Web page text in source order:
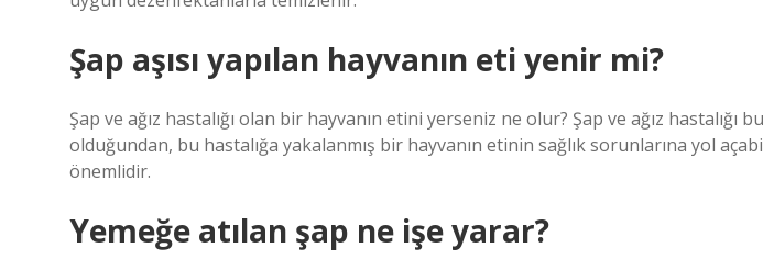
Şap aşısı yapılan hayvanın eti yenir mi?
Şap ve ağız hastalığı olan bir hayvanın etini yerseniz ne olur? Şap ve ağız hastalığı
olduğundan, bu hastalığa yakalanmış bir hayvanın etinin sağlık sorunlarına yol
önemlidir.
Yemeğe atılan şap ne işe yarar?